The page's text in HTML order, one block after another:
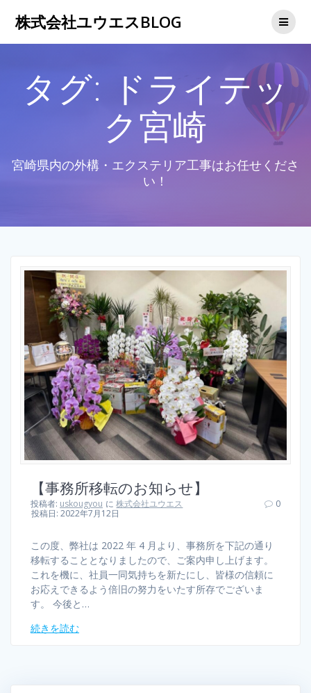
ン
へ
キ
ッ
プ
株式会社ユウエスBLOG
タグ: ドライテッ
ク宮崎
宮崎県内の外構・エクステリア工事はお任せくださ
い！
【事務所移転のお知らせ】
投稿者: uskougyou に株式会社ユウエス
投稿日: 2022年7月12日
0
この度、弊社は 2022 年 4 月より、事務所を下記の通り
移転することとなりましたので、ご案内申し上げます。
これを機に、社員一同気持ちを新たにし、皆様の信頼に
お応えできるよう倍旧の努力をいたす所存でございま
す。 今後と…
続きを読む